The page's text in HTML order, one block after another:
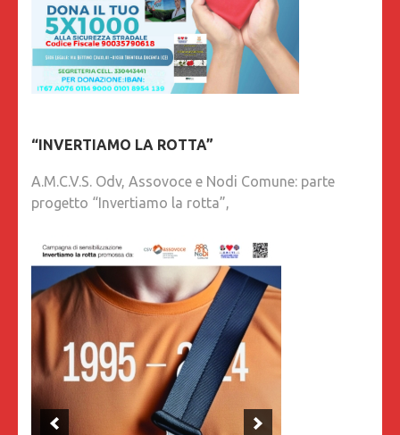
“INVERTIAMO LA ROTTA”
A.M.C.V.S. Odv, Assovoce e Nodi Comune: parte
progetto “Invertiamo la rotta”,